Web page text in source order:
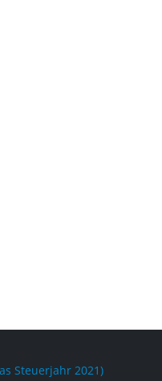
Steuerjahr 2021)